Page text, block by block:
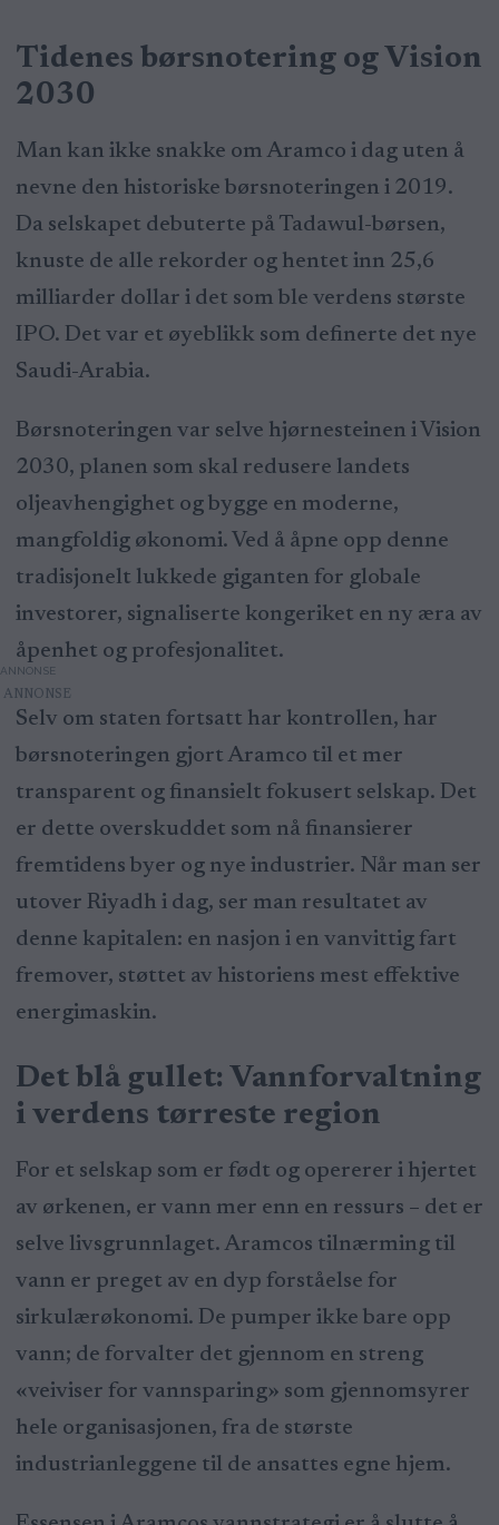
Tidenes børsnotering og Vision
2030
Man kan ikke snakke om Aramco i dag uten å
nevne den historiske børsnoteringen i 2019.
Da selskapet debuterte på Tadawul-børsen,
knuste de alle rekorder og hentet inn 25,6
milliarder dollar i det som ble verdens største
IPO. Det var et øyeblikk som definerte det nye
Saudi-Arabia.
Børsnoteringen var selve hjørnesteinen i Vision
2030, planen som skal redusere landets
oljeavhengighet og bygge en moderne,
mangfoldig økonomi. Ved å åpne opp denne
tradisjonelt lukkede giganten for globale
investorer, signaliserte kongeriket en ny æra av
åpenhet og profesjonalitet.
ANNONSE
Selv om staten fortsatt har kontrollen, har
børsnoteringen gjort Aramco til et mer
transparent og finansielt fokusert selskap. Det
er dette overskuddet som nå finansierer
fremtidens byer og nye industrier. Når man ser
utover Riyadh i dag, ser man resultatet av
denne kapitalen: en nasjon i en vanvittig fart
fremover, støttet av historiens mest effektive
energimaskin.
Det blå gullet: Vannforvaltning
i verdens tørreste region
For et selskap som er født og opererer i hjertet
av ørkenen, er vann mer enn en ressurs – det er
selve livsgrunnlaget. Aramcos tilnærming til
vann er preget av en dyp forståelse for
sirkulærøkonomi. De pumper ikke bare opp
vann; de forvalter det gjennom en streng
«veiviser for vannsparing» som gjennomsyrer
hele organisasjonen, fra de største
industrianleggene til de ansattes egne hjem.